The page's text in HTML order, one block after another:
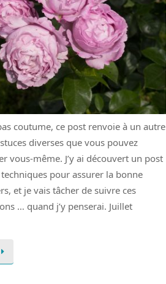
coutume, ce post renvoie à un autre
diverses que vous pouvez
vous-même. J’y ai découvert un post
pour assurer la bonne
et je vais tâcher de suivre ces
… quand j’y penserai. Juillet